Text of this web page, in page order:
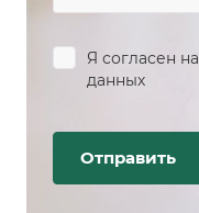
Я согласен на
данных